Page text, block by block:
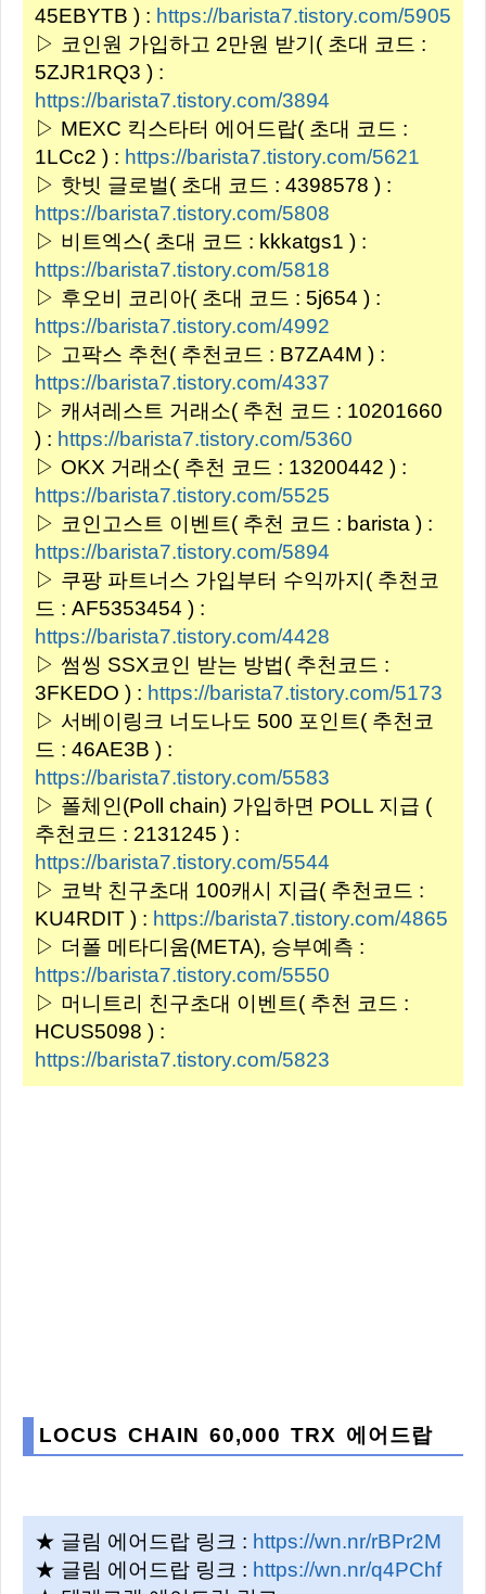
45EBYTB ) : https://barista7.tistory.com/5905
▷ 코인원 가입하고 2만원 받기( 초대 코드 :
5ZJR1RQ3 ) :
https://barista7.tistory.com/3894
▷ MEXC 킥스타터 에어드랍( 초대 코드 :
1LCc2 ) : https://barista7.tistory.com/5621
▷ 핫빗 글로벌( 초대 코드 : 4398578 ) :
https://barista7.tistory.com/5808
▷ 비트엑스( 초대 코드 : kkkatgs1 ) :
https://barista7.tistory.com/5818
▷ 후오비 코리아( 초대 코드 : 5j654 ) :
https://barista7.tistory.com/4992
▷ 고팍스 추천( 추천코드 : B7ZA4M ) :
https://barista7.tistory.com/4337
▷ 캐셔레스트 거래소( 추천 코드 : 10201660
) : https://barista7.tistory.com/5360
▷ OKX 거래소( 추천 코드 : 13200442 ) :
https://barista7.tistory.com/5525
▷ 코인고스트 이벤트( 추천 코드 : barista ) :
https://barista7.tistory.com/5894
▷ 쿠팡 파트너스 가입부터 수익까지( 추천코
드 : AF5353454 ) :
https://barista7.tistory.com/4428
▷ 썸씽 SSX코인 받는 방법( 추천코드 :
3FKEDO ) : https://barista7.tistory.com/5173
▷ 서베이링크 너도나도 500 포인트( 추천코
드 : 46AE3B ) :
https://barista7.tistory.com/5583
▷ 폴체인(Poll chain) 가입하면 POLL 지급 (
추천코드 : 2131245 ) :
https://barista7.tistory.com/5544
▷ 코박 친구초대 100캐시 지급( 추천코드 :
KU4RDIT ) : https://barista7.tistory.com/4865
▷ 더폴 메타디움(META), 승부예측 :
https://barista7.tistory.com/5550
▷ 머니트리 친구초대 이벤트( 추천 코드 :
HCUS5098 ) :
https://barista7.tistory.com/5823
LOCUS CHAIN 60,000 TRX 에어드랍
★ 글림 에어드랍 링크 : https://wn.nr/rBPr2M
★ 글림 에어드랍 링크 : https://wn.nr/q4PChf